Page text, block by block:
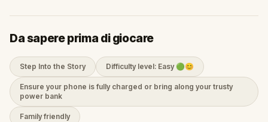
Da sapere prima di giocare
Step Into the Story Difficulty level: Easy 🟢😊
Ensure your phone is fully charged or bring along your trusty
power bank
Family friendly